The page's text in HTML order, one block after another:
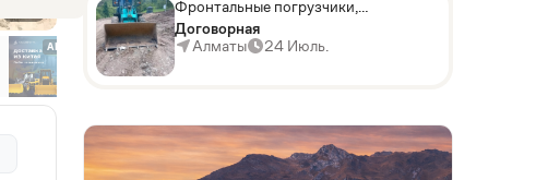
AD
Фронтальные погрузчики,
Sunward ZYJ 320
Договорная
Алматы
24 Июль.